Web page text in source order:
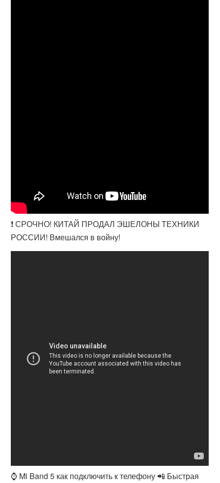
❗️ СРОЧНО! КИТАЙ ПРОДАЛ ЭШЕЛОНЫ ТЕХНИКИ
РОССИИ! Вмешался в войну!
⌚ Mi Band 5 как подключить к телефону 📲 Быстрая